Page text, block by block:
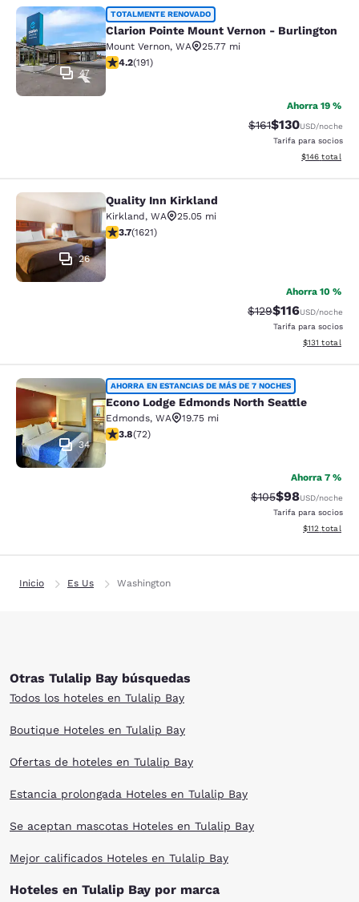
Clarion Pointe Mount Vernon -
47
TOTALMENTE RENOVADO
Clarion Pointe Mount Vernon - Burlington
Mount Vernon, WA
25.77 mi
calificación de 4.23 estrellas. Excelente. 191 reseñas
4.2(191)
Ahorra 19 %
Precio tachado:
$161Precio con
$130USD/noche
Tarifa para socios
Ver detalles
$146 total
Quality Inn Kirkland
26
Quality Inn Kirkland
Kirkland, WA
25.05 mi
calificación de 3.69 estrellas. Bueno. 1621 reseñas
3.7(1621)
Ahorra 10 %
Precio tachado:
$129Precio con
$116USD/noche
Tarifa para socios
Ver detalles
$131 total
Econo Lodge Edmonds North
34
AHORRA EN ESTANCIAS DE MÁS DE 7 NOCHES
Econo Lodge Edmonds North Seattle
Edmonds, WA
19.75 mi
calificación de 3.82 estrellas. Bueno. 72 reseñas
3.8(72)
Ahorra 7 %
Precio tachado:
$105Precio con
$98USD/noche
Tarifa para socios
Ver detalles
$112 total
Inicio Es Us Washington
Otras Tulalip Bay búsquedas
Todos los hoteles en Tulalip Bay
Boutique Hoteles en Tulalip Bay
Ofertas de hoteles en Tulalip Bay
Estancia prolongada Hoteles en Tulalip Bay
Se aceptan mascotas Hoteles en Tulalip Bay
Mejor calificados Hoteles en Tulalip Bay
Hoteles en Tulalip Bay por marca